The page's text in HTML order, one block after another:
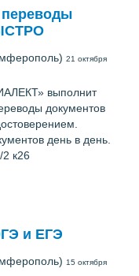
21 октября
выполнит
документов
день в день.
к26
и ЕГЭ
15 октября